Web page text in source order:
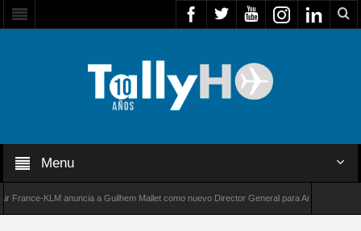
Menu
KLM anuncia a Guilhem Mallet como nuevo Director General para América Latina